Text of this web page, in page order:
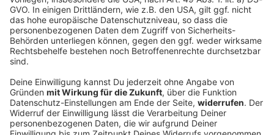
Nutzungsbedingungen
Jobs
Archiv
Teilnahmebedingungen
Studio-Hotline
Werbung
Region wechseln
Newsletter